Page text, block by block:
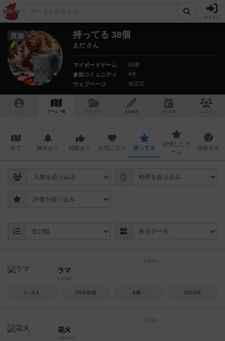
ログイン
貴族 持ってる 38個
えだ さん
マイボードゲーム
82個
参加コミュニティ
4件
ウェブページ
未設定
トップ ゲーム一覧 マイリスト 投稿履歴 ボ ドゲ コミュニティ
全て 興味あり 経験あり お気に入り 持ってる
評価したゲ
ーム
比較する
ラマ
LAMA
2～6人 20分前後 8歳～ 2019年
花火
Hanabi